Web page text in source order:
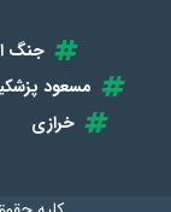
جنگ
مسعود
خرازی